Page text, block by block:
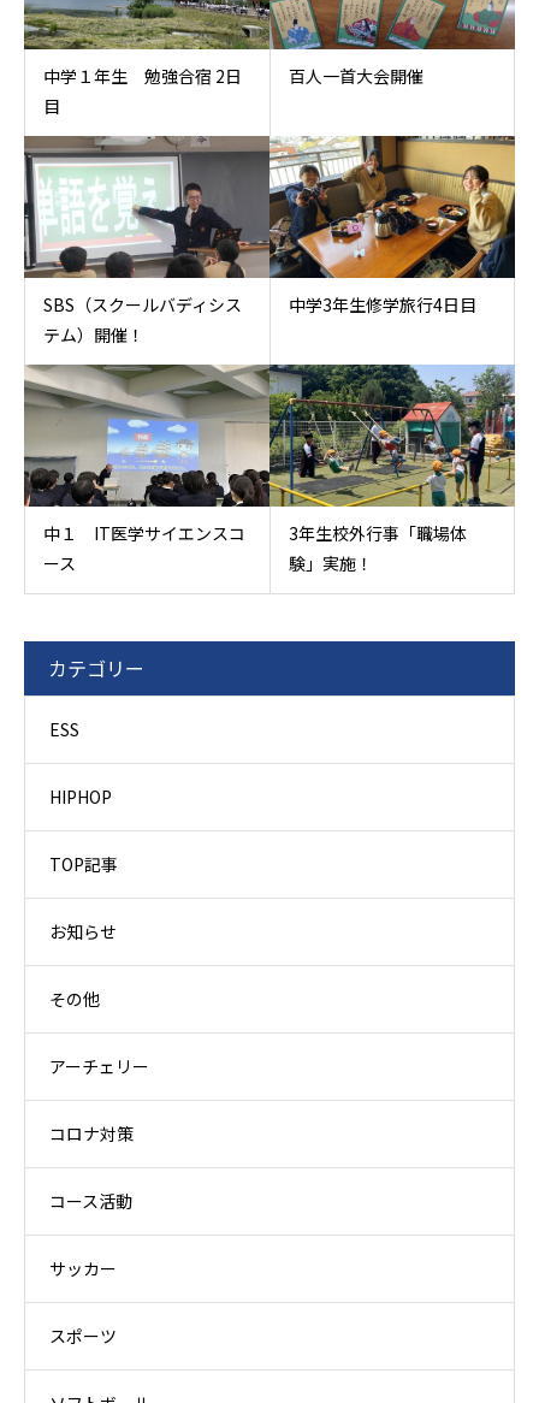
中学１年生 勉強合宿 2日
目
百人一首大会開催
SBS（スクールバディシス
テム）開催！
中学3年生修学旅行4日目
中１ IT医学サイエンスコ
ース
3年生校外行事「職場体
験」実施！
カテゴリー
ESS
HIPHOP
TOP記事
お知らせ
その他
アーチェリー
コロナ対策
コース活動
サッカー
スポーツ